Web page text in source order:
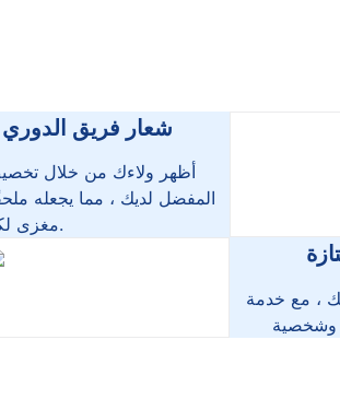
شعار فريق الدوري
أظهر ولاءك من خلال
مغزى لكل مروحة.
، مع خدمة